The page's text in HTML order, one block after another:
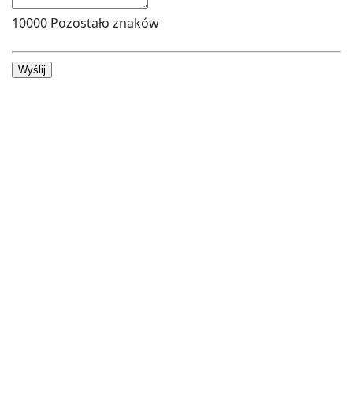
10000 Pozostało znaków
Wyślij